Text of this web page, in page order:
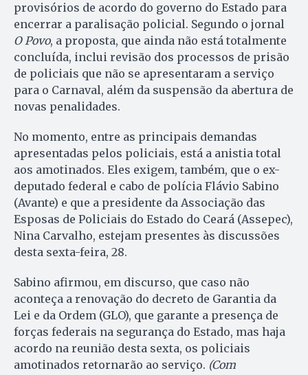
provisórios de acordo do governo do Estado para
encerrar a paralisação policial. Segundo o jornal
O Povo, a proposta, que ainda não está totalmente
concluída, inclui revisão dos processos de prisão
de policiais que não se apresentaram a serviço
para o Carnaval, além da suspensão da abertura de
novas penalidades.
No momento, entre as principais demandas
apresentadas pelos policiais, está a anistia total
aos amotinados. Eles exigem, também, que o ex-
deputado federal e cabo de polícia Flávio Sabino
(Avante) e que a presidente da Associação das
Esposas de Policiais do Estado do Ceará (Assepec),
Nina Carvalho, estejam presentes às discussões
desta sexta-feira, 28.
Sabino afirmou, em discurso, que caso não
aconteça a renovação do decreto de Garantia da
Lei e da Ordem (GLO), que garante a presença de
forças federais na segurança do Estado, mas haja
acordo na reunião desta sexta, os policiais
amotinados retornarão ao serviço. (Com